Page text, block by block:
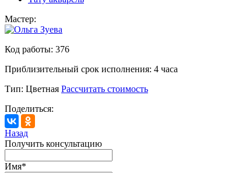
Мастер:
Код работы: 376
Приблизительный срок исполнения: 4 часа
Тип: Цветная Рассчитать стоимость
Поделиться:
Назад
Получить консультацию
Имя*